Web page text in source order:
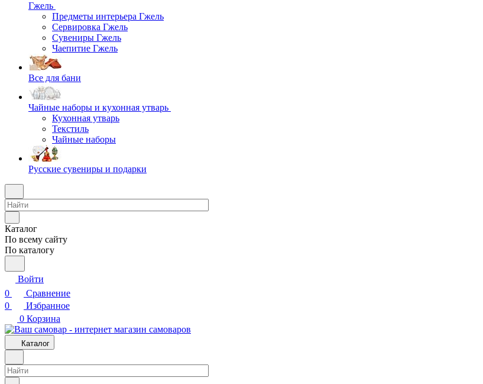
Гжель
Предметы интерьера Гжель
Сервировка Гжель
Сувениры Гжель
Чаепитие Гжель
Все для бани
Чайные наборы и кухонная утварь
Кухонная утварь
Текстиль
Чайные наборы
Русские сувениры и подарки
Каталог
По всему сайту
По каталогу
Войти
0
Сравнение
0
Избранное
0 Корзина
Каталог